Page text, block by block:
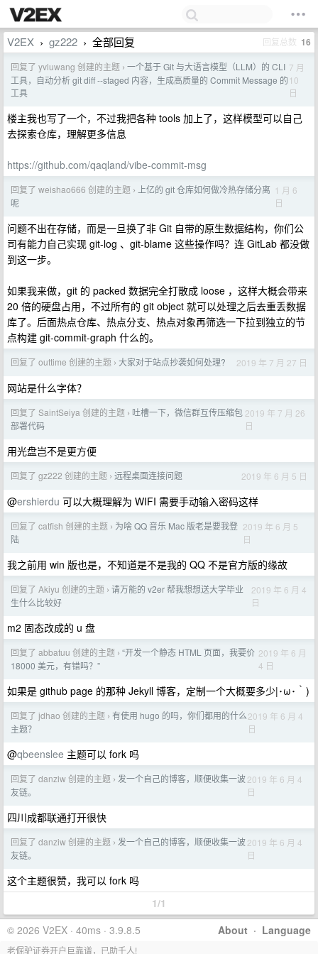
V2EX › gz222 › 全部回复 回复总数 16
回复了 yvluwang 创建的主题 › 一个基于 Git 与大语言模型（LLM）的 CLI
工具，自动分析 git diff --staged 内容，生成高质量的 Commit Message 的
工具
7 月
10
日
楼主我也写了一个，不过我把各种 tools 加上了，这样模型可以自己
去探索仓库，理解更多信息
https://github.com/qaqland/vibe-commit-msg
回复了 weishao666 创建的主题 ›
上亿的 git 仓库如何做冷热存储分离
呢
1 月 6
日
问题不出在存储，而是一旦换了非 Git 自带的原生数据结构，你们公
司有能力自己实现 git-log 、git-blame 这些操作吗？连 GitLab 都没做
到这一步。
如果我来做，git 的 packed 数据完全打散成 loose ，这样大概会带来
20 倍的硬盘占用，不过所有的 git object 就可以处理之后去重丢数据
库了。后面热点仓库、热点分支、热点对象再筛选一下拉到独立的节
点构建 git-commit-graph 什么的。
回复了 outtime 创建的主题 › 大家对于站点抄袭如何处理? 2019 年 7 月 27 日
网站是什么字体？
回复了 SaintSeiya 创建的主题 › 吐槽一下，微信群互传压缩包
部署代码
2019 年 7 月 26
日
用光盘岂不是更方便
回复了 gz222 创建的主题 › 远程桌面连接问题 2019 年 6 月 5 日
@ershierdu 可以大概理解为 WIFI 需要手动输入密码这样
回复了 catfish 创建的主题 › 为啥 QQ 音乐 Mac 版老是要我登
陆
2019 年 6 月 5
日
我之前用 win 版也是，不知道是不是我的 QQ 不是官方版的缘故
回复了 Akiyu 创建的主题 › 请万能的 v2er 帮我想想送大学毕业
生什么比较好
2019 年 6 月 4
日
m2 固态改成的 u 盘
回复了 abbatuu 创建的主题 › “开发一个静态 HTML 页面，我要价
18000 美元，有错吗？”
2019 年 6 月
4 日
如果是 github page 的那种 Jekyll 博客，定制一个大概要多少|･ω･｀)
回复了 jdhao 创建的主题 › 有使用 hugo 的吗，你们都用的什么
主题？
2019 年 6 月 4
日
@qbeenslee 主题可以 fork 吗
回复了 danziw 创建的主题 › 发一个自己的博客，顺便收集一波
友链。
2019 年 6 月 4
日
四川成都联通打开很快
回复了 danziw 创建的主题 › 发一个自己的博客，顺便收集一波
友链。
2019 年 6 月 4
日
这个主题很赞，我可以 fork 吗
1/1
About · Language
© 2026 V2EX · 40ms · 3.9.8.5
老倔驴证券开户巨靠谱，已助千人!